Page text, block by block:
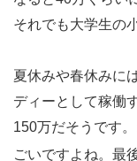
それでも大学生の
夏休みや春休みに
ディーとして稼働
150万だそうです
ごいですよね。最